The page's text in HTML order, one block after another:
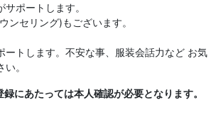
ポートします。
ンセリング)もございます。
ートします。不安な事、服装会話力など お気
。
にあたっては本人確認が必要となります。